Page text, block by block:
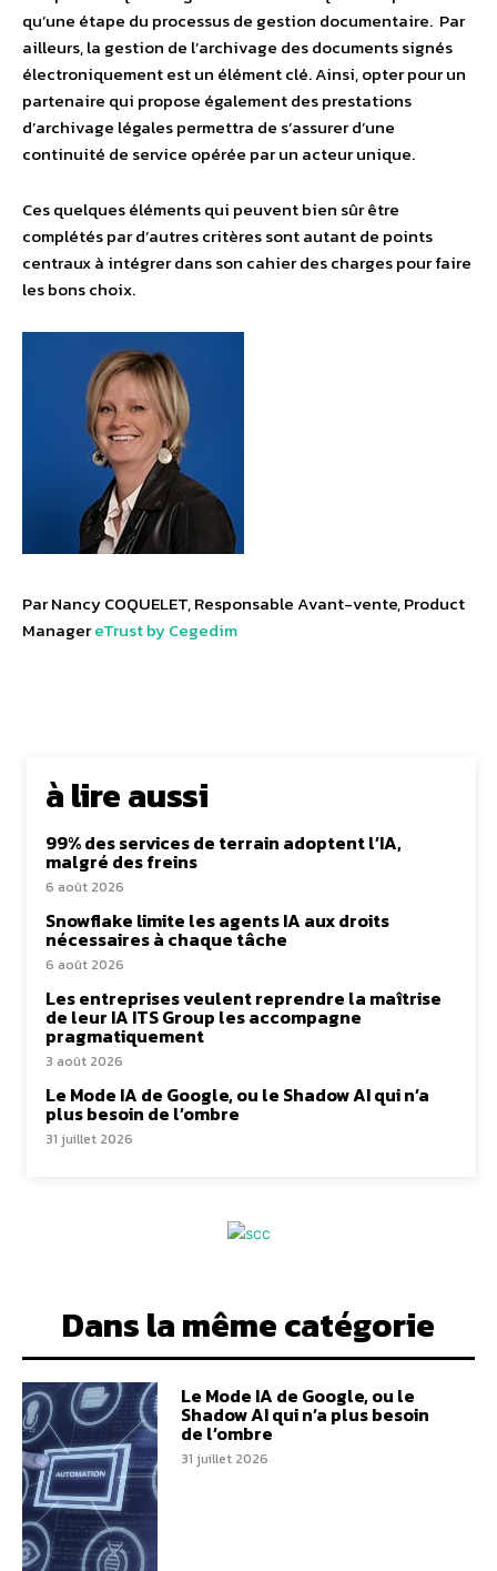
qu’une étape du processus de gestion documentaire. Par
ailleurs, la gestion de l’archivage des documents signés
électroniquement est un élément clé. Ainsi, opter pour un
partenaire qui propose également des prestations
d’archivage légales permettra de s’assurer d’une
continuité de service opérée par un acteur unique.
Ces quelques éléments qui peuvent bien sûr être
complétés par d’autres critères sont autant de points
centraux à intégrer dans son cahier des charges pour faire
les bons choix.
Par Nancy COQUELET, Responsable Avant-vente, Product
ManagereTrust by Cegedim
à lire aussi
99% des services de terrain adoptent l’IA,
malgré des freins
6 août 2026
Snowflake limite les agents IA aux droits
nécessaires à chaque tâche
6 août 2026
Les entreprises veulent reprendre la maîtrise
de leur IA ITS Group les accompagne
pragmatiquement
3 août 2026
Le Mode IA de Google, ou le Shadow AI qui n’a
plus besoin de l’ombre
31 juillet 2026
Dans la même catégorie
Le Mode IA de Google, ou le
Shadow AI qui n’a plus besoin
de l’ombre
31 juillet 2026